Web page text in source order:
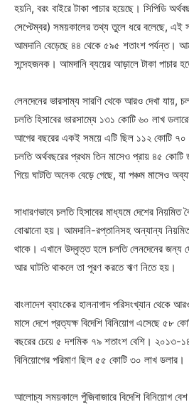
হয়নি, বরং বাইরে টাকা পাচার হয়েছে। সিপিডি
সেপ্টেম্বর) সময়কালের তথ্য তুলে ধরে বলেছে, এই
আমদানি বেড়েছে ৪৪ থেকে ৫৯৫ শতাংশ পর্যন্ত।
সন্দেহজনক। আমদানি ব্যয়ের আড়ালে টাকা পাচার
লেনদেনের ভারসাম্য সারণি থেকে আরও দেখা যায়,
চলতি হিসাবের ভারসাম্যে ১৩১ কোটি ৬০ লাখ
আগের বছরের একই সময়ে এটি ছিল ১১২ কোটি
চলতি অর্থবছরের প্রথম তিন মাসেও প্রায় ৪৫ কোটি
গিয়ে ঘাটতি অনেক বেড়ে গেছে, যা পঞ্চম মাসেও
সাধারণভাবে চলতি হিসাবের মাধ্যমে দেশের নিয়মিত
বোঝানো হয়। আমদানি-রপ্তানিসহ অন্যান্য
থাকে। এখানে উদ্বৃত্ত হলে চলতি লেনদেনের
আর ঘাটতি থাকলে তা পূরণ করতে ঋণ নিতে হয়।
বাংলাদেশ ব্যাংকের হালনাগাদ পরিসংখ্যান থেকে
মাসে দেশে প্রত্যক্ষ বিদেশি বিনিয়োগ এসেছে ৫৮
বছরের চেয়ে ৫ দশমিক ৭৯ শতাংশ বেশি। ২০১৩-
বিনিয়োগের পরিমাণ ছিল ৫৫ কোটি ৩০ লাখ ডলার।
আলোচ্য সময়কালে পুঁজিবাজারে বিদেশি বিনিয়োগ